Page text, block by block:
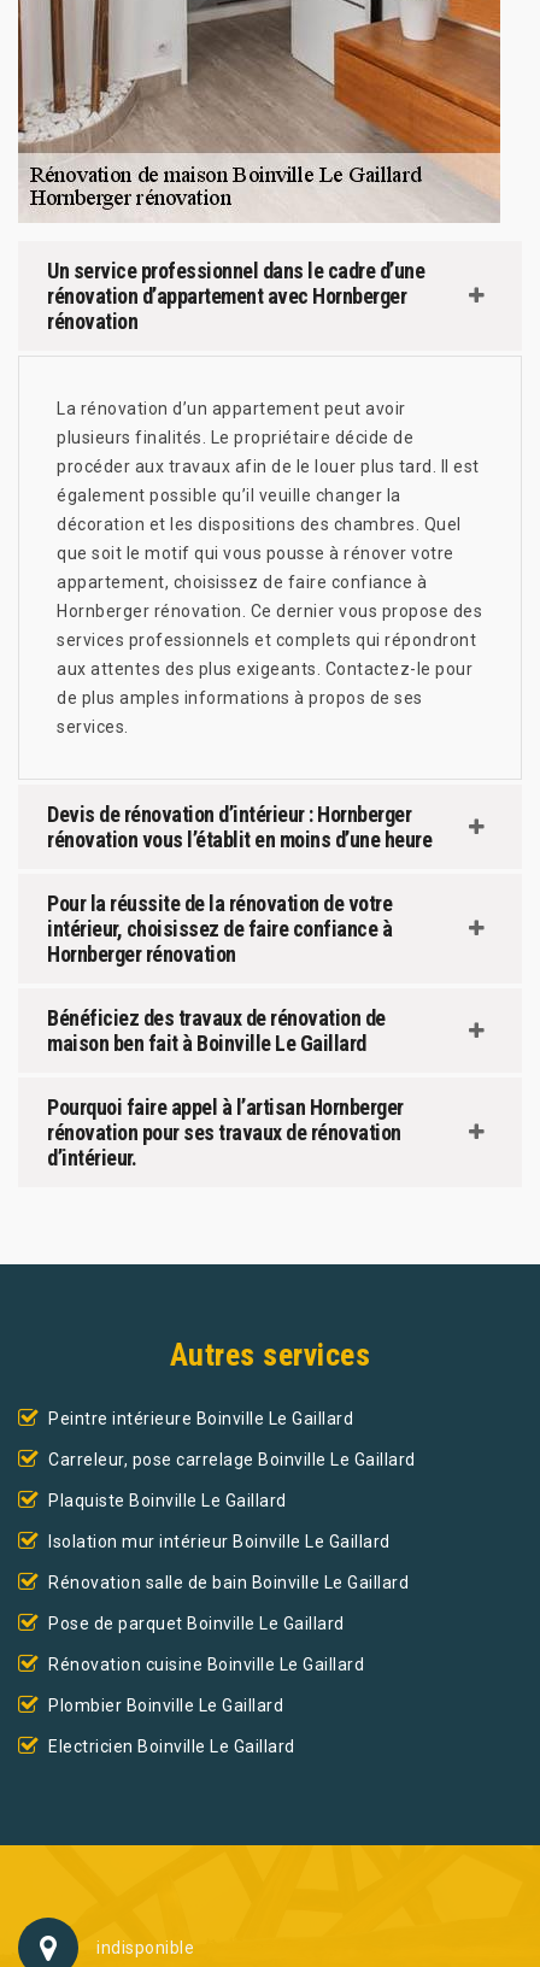
Un service professionnel dans le cadre d’une
rénovation d’appartement avec Hornberger
rénovation
La rénovation d’un appartement peut avoir
plusieurs finalités. Le propriétaire décide de
procéder aux travaux afin de le louer plus tard. Il est
également possible qu’il veuille changer la
décoration et les dispositions des chambres. Quel
que soit le motif qui vous pousse à rénover votre
appartement, choisissez de faire confiance à
Hornberger rénovation. Ce dernier vous propose des
services professionnels et complets qui répondront
aux attentes des plus exigeants. Contactez-le pour
de plus amples informations à propos de ses
services.
Devis de rénovation d’intérieur : Hornberger
rénovation vous l’établit en moins d’une heure
Pour la réussite de la rénovation de votre
intérieur, choisissez de faire confiance à
Hornberger rénovation
Bénéficiez des travaux de rénovation de
maison ben fait à Boinville Le Gaillard
Pourquoi faire appel à l’artisan Hornberger
rénovation pour ses travaux de rénovation
d’intérieur.
Autres services
Peintre intérieure Boinville Le Gaillard
Carreleur, pose carrelage Boinville Le Gaillard
Plaquiste Boinville Le Gaillard
Isolation mur intérieur Boinville Le Gaillard
Rénovation salle de bain Boinville Le Gaillard
Pose de parquet Boinville Le Gaillard
Rénovation cuisine Boinville Le Gaillard
Plombier Boinville Le Gaillard
Electricien Boinville Le Gaillard
indisponible